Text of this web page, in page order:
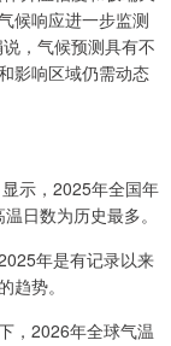
候响应进一步监测
，气候预测具有不
影响区域仍需动态
示，2025年全国年
日数为历史最多。
年是有记录以来
趋势。
，2026年全球气温